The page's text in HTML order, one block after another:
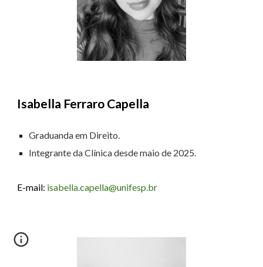
Isabella Ferraro Capella
Graduanda em Direito.
Integrante da Clínica desdemaiode 2025
E-mail: isabella.capella@unifesp.br